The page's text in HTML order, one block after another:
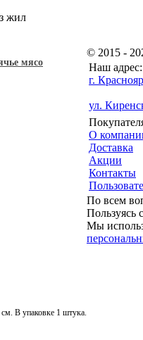
жил
мясо
В упаковке 1 штука.
© 2015 -
Наш адрес:
г.
ул.
О
Доставка
Акции
Контакты
По всем
Пользуясь
Мы